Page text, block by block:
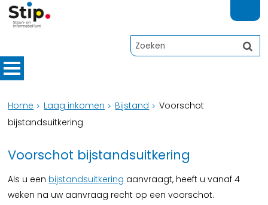
Home Laag inkomen Bijstand
Voorschot
bijstandsuitkering
Voorschot bijstandsuitkering
Als u een bijstandsuitkering aanvraagt, heeft u vanaf 4
weken na uw aanvraag recht op een voorschot.